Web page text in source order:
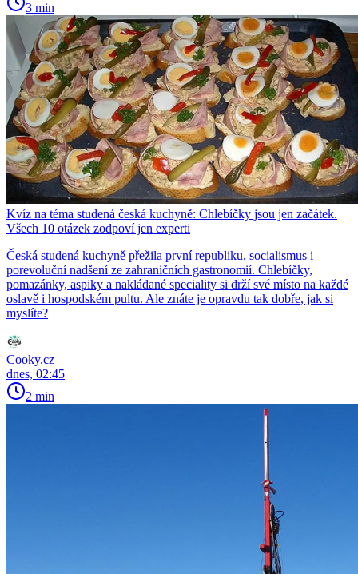
3 min
Kvíz na téma studená česká kuchyně: Chlebíčky jsou jen začátek.
Všech 10 otázek zodpoví jen experti
Česká studená kuchyně přežila první republiku, socialismus i
porevoluční nadšení ze zahraničních gastronomií. Chlebíčky,
pomazánky, aspiky a nakládané speciality si drží své místo na každé
oslavě i hospodském pultu. Ale znáte je opravdu tak dobře, jak si
myslíte?
Cooky.cz
dnes, 02:45
2 min